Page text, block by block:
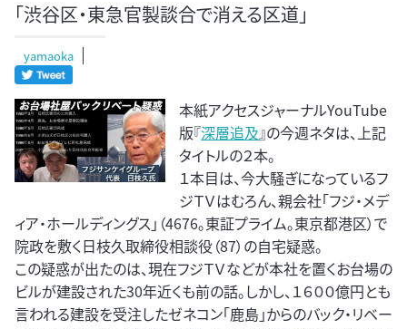
「渋谷区・東急官製談合で消える区道」
yamaoka
本紙アクセスジャーナルYouTube
版『深層追及』の今週ネタは、上記
タイトルの２本。
１本目は、今大騒ぎになっているフ
ジＴＶはむろん、親会社「フジ・メデ
ィア・ホールディングス」（4676。東証プライム。東京都港区）で
院政を敷く日枝久取締役相談役（87）の自宅疑惑。
この疑惑が出たのは、現在フジＴＶなどが本社を置くお台場の
ビルが建設された30年近くも前の話。しかし、１６００億円とも
言われる建設を受注したゼネコン「鹿島」からのバック・リベー